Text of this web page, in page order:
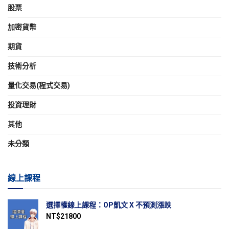
股票
加密貨幣
期貨
技術分析
量化交易(程式交易)
投資理財
其他
未分類
線上課程
選擇權線上課程：OP凱文 X 不預測漲跌
NT$21800